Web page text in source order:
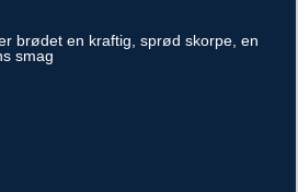
brødet en kraftig, sprød skorpe, en
smag